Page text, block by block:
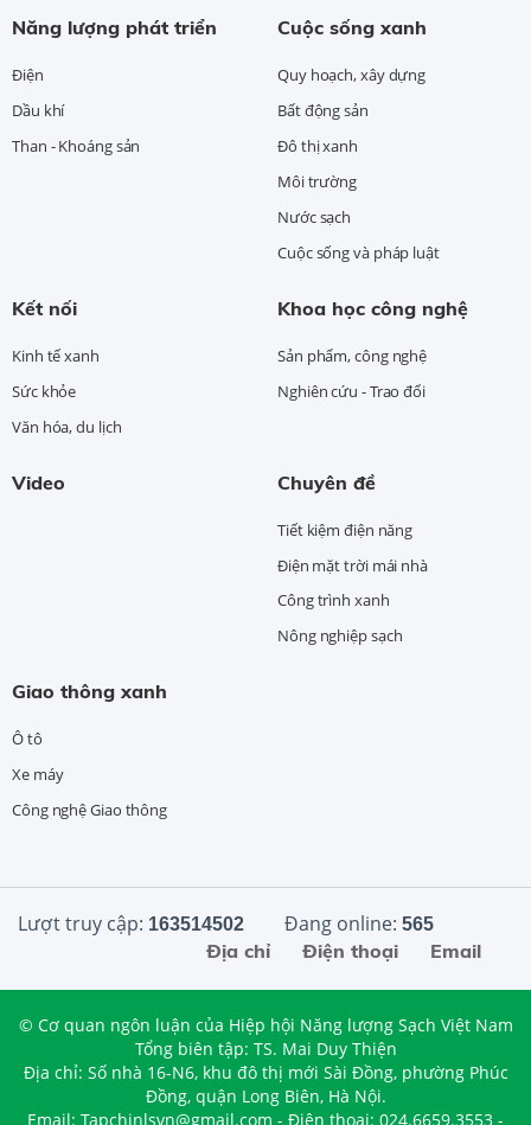
Năng lượng phát triển
Điện
Dầu khí
Than - Khoáng sản
Cuộc sống xanh
Quy hoạch, xây dựng
Bất động sản
Đô thị xanh
Môi trường
Nước sạch
Cuộc sống và pháp luật
Kết nối
Kinh tế xanh
Sức khỏe
Văn hóa, du lịch
Khoa học công nghệ
Sản phẩm, công nghệ
Nghiên cứu - Trao đổi
Video Chuyên đề
Tiết kiệm điện năng
Điện mặt trời mái nhà
Công trình xanh
Nông nghiệp sạch
Giao thông xanh
Ô tô
Xe máy
Công nghệ Giao thông
Lượt truy cập: 163514502 Đang online: 565
Email
Điện thoại
Địa chỉ
© Cơ quan ngôn luận của Hiệp hội Năng lượng Sạch Việt Nam
Tổng biên tập: TS. Mai Duy Thiện
Địa chỉ: Số nhà 16-N6, khu đô thị mới Sài Đồng, phường Phúc
Đồng, quận Long Biên, Hà Nội.
Email: Tapchinlsvn@gmail.com - Điện thoại: 024.6659.3553 -